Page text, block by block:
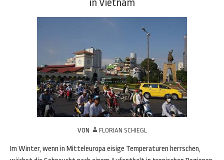
in Vietnam
VON FLORIAN SCHIEGL
Im Winter, wenn in Mitteleuropa eisige Temperaturen herrschen,